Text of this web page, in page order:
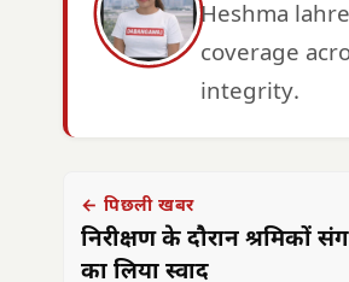
Heshma
coverage
integrity.
← पिछली खबर
निरीक्षण के दौरान श्रमिकों
का लिया स्वाद